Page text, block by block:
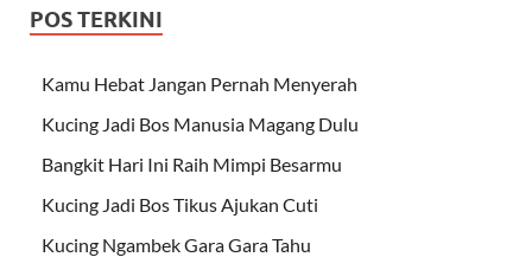
POS TERKINI
Kamu Hebat Jangan Pernah Menyerah
Kucing Jadi Bos Manusia Magang Dulu
Bangkit Hari Ini Raih Mimpi Besarmu
Kucing Jadi Bos Tikus Ajukan Cuti
Kucing Ngambek Gara Gara Tahu